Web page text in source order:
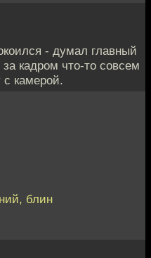
- думал главный
кадром что-то совсем
камерой.
блин